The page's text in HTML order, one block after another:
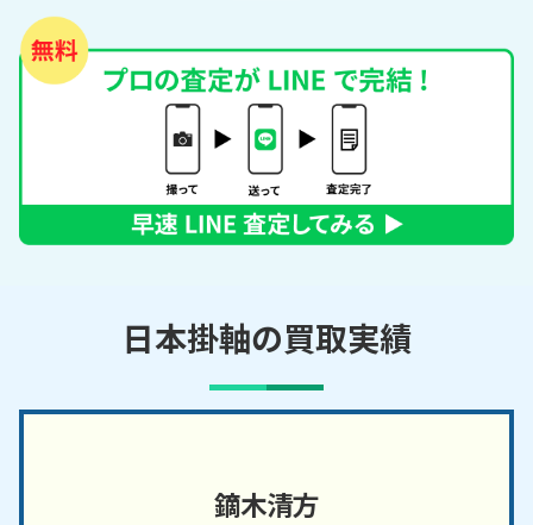
日本掛軸の買取実績
鏑木清方